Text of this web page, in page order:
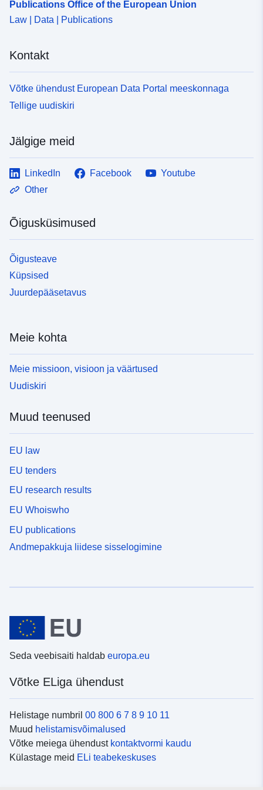
http://data.europa.eu/eli/reg/2009/
Publications Office of the European Union
Law | Data | Publications
Kontakt
Võtke ühendust European Data Portal meeskonnaga
Tellige uudiskiri
Jälgige meid
LinkedIn Facebook
Youtube
Other
Õigusküsimused
Õigusteave
Küpsised
Juurdepääsetavus
Meie kohta
Meie missioon, visioon ja väärtused
Uudiskiri
Muud teenused
EU law
EU tenders
EU research results
EU Whoiswho
EU publications
Andmepakkuja liidese sisselogimine
Seda veebisaiti haldab europa.eu
Võtke ELiga ühendust
Helistage numbril 00 800 6 7 8 9 10 11
Muud helistamisvõimalused
Võtke meiega ühendust kontaktvormi kaudu
Külastage meid ELi teabekeskuses